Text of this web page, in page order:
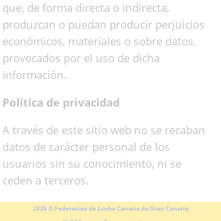
que, de forma directa o indirecta,
produzcan o puedan producir perjuicios
económicos, materiales o sobre datos,
provocados por el uso de dicha
información.
Política de privacidad
A través de este sitio web no se recaban
datos de carácter personal de los
usuarios sin su conocimiento, ni se
ceden a terceros.
2026 © Federación de Lucha Canaria de Gran Canaria